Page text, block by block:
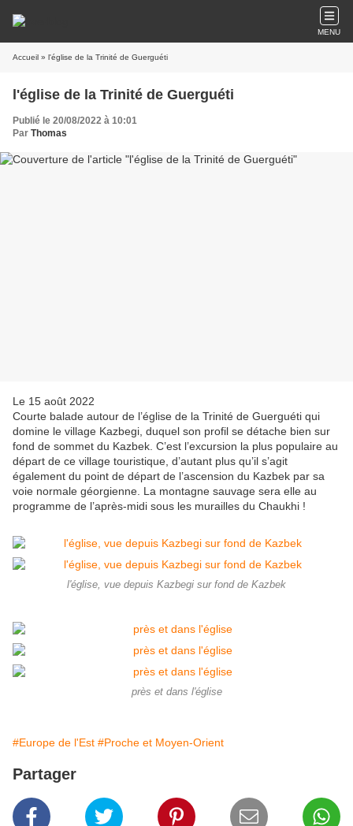
MENU
Accueil » l'église de la Trinité de Guerguéti
l'église de la Trinité de Guerguéti
Publié le 20/08/2022 à 10:01
Par Thomas
Le 15 août 2022
Courte balade autour de l’église de la Trinité de Guerguéti qui
domine le village Kazbegi, duquel son profil se détache bien sur
fond de sommet du Kazbek. C’est l’excursion la plus populaire au
départ de ce village touristique, d’autant plus qu’il s’agit
également du point de départ de l’ascension du Kazbek par sa
voie normale géorgienne. La montagne sauvage sera elle au
programme de l’après-midi sous les murailles du Chaukhi !
l'église, vue depuis Kazbegi sur fond de Kazbek
près et dans l'église
#Europe de l'Est #Proche et Moyen-Orient
Partager